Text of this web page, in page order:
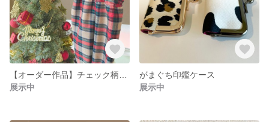
展示中
がまぐち印鑑ケース
展示中